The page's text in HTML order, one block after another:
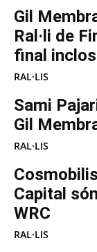
Gil
Ral·li de
final
RAL·LIS
Sami
Gil
RAL·LIS
Capital
WRC
RAL·LIS